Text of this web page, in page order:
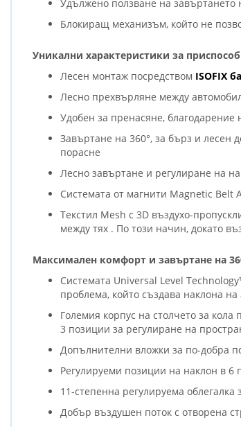
Удължено ползване на завъртането
Блокиращ механизъм, който не
Уникални характеристики за
Лесен монтаж посредством ISOFIX
Лесно прехвърляне между
Удобен за пренасяне, благодарение
Завъртане на 360°, за бърз и лесен
порасне
Лесно завъртане и регулиране на
Системата от магнити Magnetic Belt
Tекстил Mesh с 3D въздухо-
между тях . По този начин, докато
Максимален комфорт и завъртане на
Системата Universal Level
проблема, който създава наклона
Големия корпус на столчето за
3 позиции за регулиране на
Допълнителни вложки за по-добра
Регулируеми позиции на наклон в
11-степенна регулируема облегалка
Добър въздушен поток с отворена